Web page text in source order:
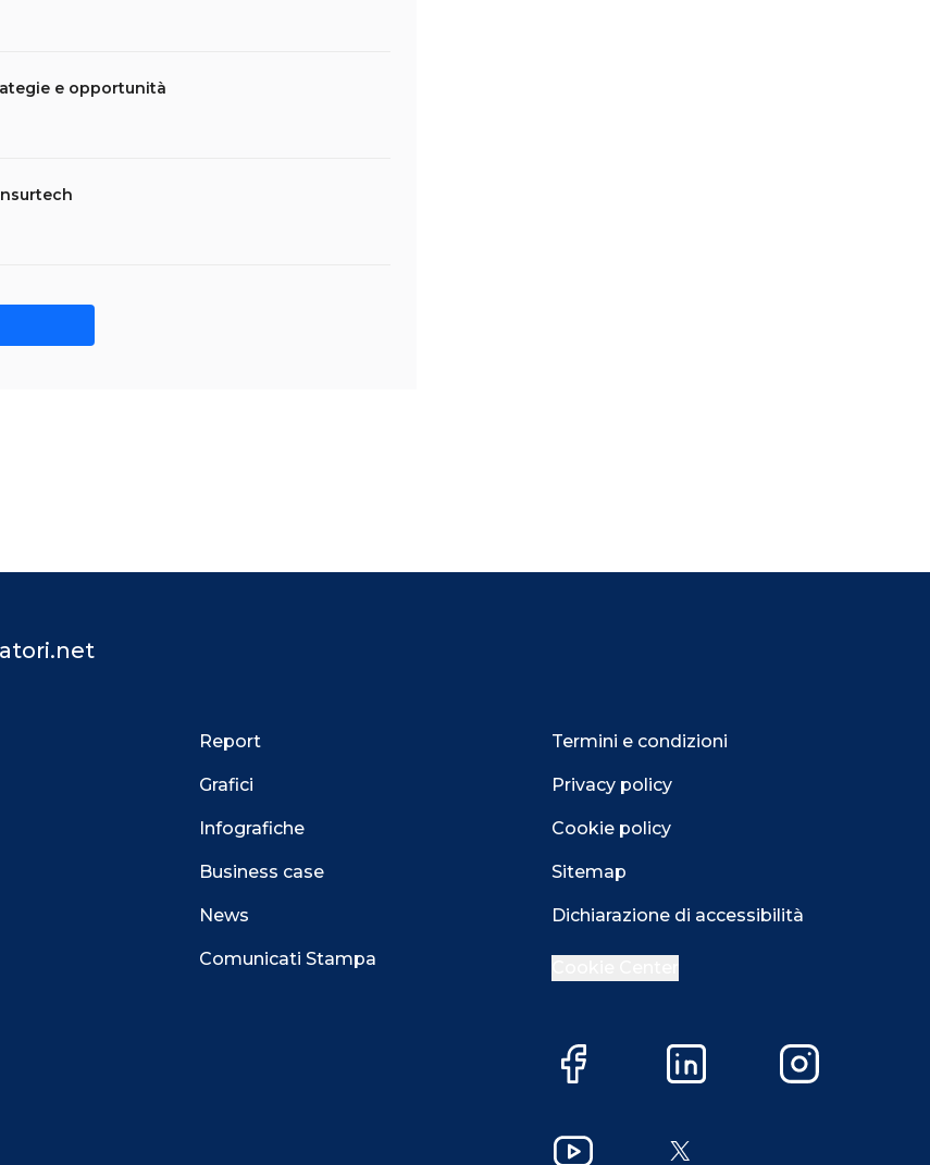
e opportunità
Report
Grafici
Infografiche
Business case
News
Comunicati Stampa
Termini e condizioni
Privacy policy
Cookie policy
Sitemap
Dichiarazione di accessibilità
Facebook LinkedIn Instagram
Accetta Più opzioni